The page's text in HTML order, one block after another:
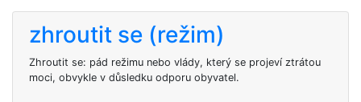
zhroutit se (režim)
Zhroutit se: pád režimu nebo vlády, který se projeví ztrátou
moci, obvykle v důsledku odporu obyvatel.